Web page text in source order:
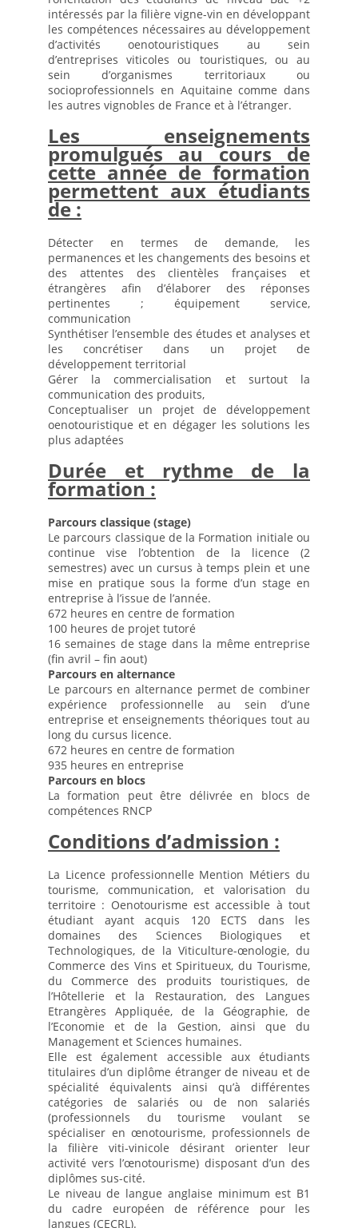
Documents internes
La visite virtuelle du lycée
Les équipements
Les équipements des restaurants
Communication)
Le CDI
Fonctionnement du CDI et recherche de document
On parle des lycéens dans les médias
Les équipements sportifs
Les institutionnels
Après la 3ème
Procédure de candidature
CAP Commercialisation et Services en Hôtel-Café-Restaurant
CAP « Cuisine »
BAC Professionnel « boulanger pâtissier »
BAC Professionnel « Commercialisation et services en restauration »
BAC PRO Cuisine
BAC Technologique « Hôtellerie »
Après le baccalauréat
Procédure de candidature et d’inscription
Année de Mise à Niveau
BTS Management en Hôtellerie-Restauration
Les certificats de spécialisation en un an
Procédure de candidature
Sommellerie
Employé traiteur
Formations modulaires
Formations diplômantes en alternance
Après le BTS ou un autre Bac + 2
FCIL Bac+3 commercialisation des vins et spiritueux en Asie
Licence oenotourisme
Licence professionnelle Mention Métiers de la santé : Management des
établissements d’hydrothérapie, termalisme, thalassothérapie, spa
Vie de l’établissement
Le CDI
Fonctionnement du CDI et recherche de document
Actualités du CDI
On parle des lycéens dans les médias
Internat
intéressés par la filière vigne-vin en développant
les compétences nécessaires au développement
d’activités oenotouristiques au sein
d’entreprises viticoles ou touristiques, ou au
sein d’organismes territoriaux ou
socioprofessionnels en Aquitaine comme dans
les autres vignobles de France et à l’étranger.
Les enseignements
promulgués au cours de
cette année de formation
permettent aux étudiants
de :
Détecter en termes de demande, les
permanences et les changements des besoins et
des attentes des clientèles françaises et
étrangères afin d’élaborer des réponses
pertinentes ; équipement service,
communication
Synthétiser l’ensemble des études et analyses et
les concrétiser dans un projet de
développement territorial
Gérer la commercialisation et surtout la
communication des produits,
Conceptualiser un projet de développement
oenotouristique et en dégager les solutions les
plus adaptées
Durée et rythme de la
formation :
Parcours classique (stage)
Le parcours classique de la Formation initiale ou
continue vise l’obtention de la licence (2
semestres) avec un cursus à temps plein et une
mise en pratique sous la forme d’un stage en
entreprise à l’issue de l’année.
672 heures en centre de formation
100 heures de projet tutoré
16 semaines de stage dans la même entreprise
(fin avril – fin aout)
Parcours en alternance
Le parcours en alternance permet de combiner
expérience professionnelle au sein d’une
entreprise et enseignements théoriques tout au
long du cursus licence.
672 heures en centre de formation
935 heures en entreprise
Parcours en blocs
La formation peut être délivrée en blocs de
compétences RNCP
Conditions d’admission :
La Licence professionnelle Mention Métiers du
tourisme, communication, et valorisation du
territoire : Oenotourisme est accessible à tout
étudiant ayant acquis 120 ECTS dans les
domaines des Sciences Biologiques et
Technologiques, de la Viticulture-œnologie, du
Commerce des Vins et Spiritueux, du Tourisme,
du Commerce des produits touristiques, de
l’Hôtellerie et la Restauration, des Langues
Etrangères Appliquée, de la Géographie, de
l’Economie et de la Gestion, ainsi que du
Management et Sciences humaines.
Elle est également accessible aux étudiants
titulaires d’un diplôme étranger de niveau et de
spécialité équivalents ainsi qu’à différentes
catégories de salariés ou de non salariés
(professionnels du tourisme voulant se
spécialiser en œnotourisme, professionnels de
la filière viti-vinicole désirant orienter leur
activité vers l’œnotourisme) disposant d’un des
diplômes sus-cité.
Le niveau de langue anglaise minimum est B1
du cadre européen de référence pour les
langues (CECRL).